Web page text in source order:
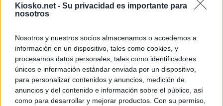
Kiosko.net - Su privacidad es importante para
nosotros
Nosotros y nuestros socios almacenamos o accedemos a
información en un dispositivo, tales como cookies, y
procesamos datos personales, tales como identificadores
únicos e información estándar enviada por un dispositivo,
para personalizar contenidos y anuncios, medición de
anuncios y del contenido e información sobre el público, así
como para desarrollar y mejorar productos. Con su permiso,